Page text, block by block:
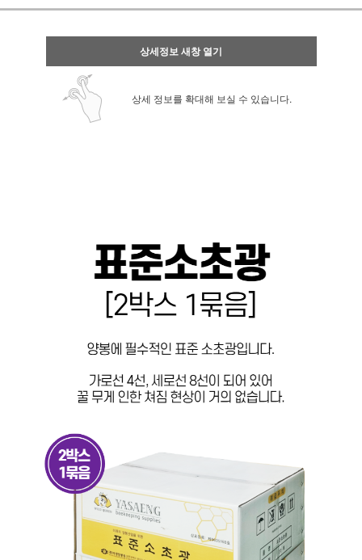
상세정보 새창 열기
상세 정보를 확대해 보실 수 있습니다.